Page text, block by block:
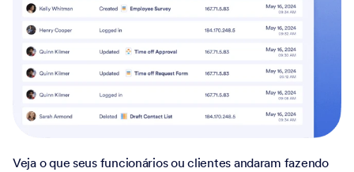
Veja o que seus funcionários ou clientes andaram fazendo